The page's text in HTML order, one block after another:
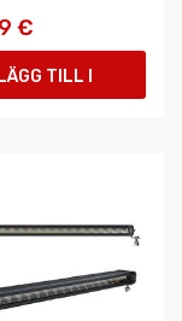
€
LÄGG TILL I